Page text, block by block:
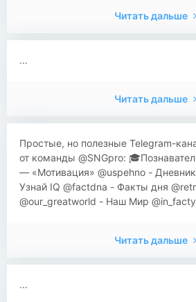
Читать дальше
...
Читать дальше
Простые, но полезные Telegram-
от команды @SNGpro:
— «Мотивация» @uspehno -
Узнай IQ @factdna - Факты дня
@our_greatworld - Наш Мир
Читать дальше
...